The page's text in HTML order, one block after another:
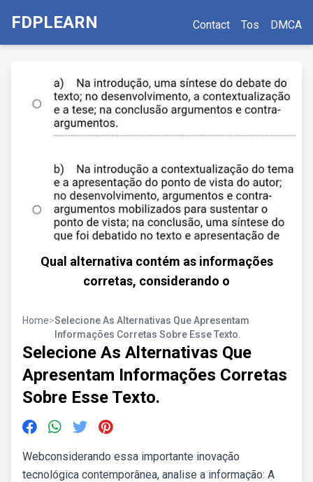
FDPLEARN Contact Tos DMCA
Qual alternativa contém as informações
corretas, considerando o
Home>Selecione As Alternativas Que Apresentam
Informações Corretas Sobre Esse Texto.
Selecione As Alternativas Que
Apresentam Informações Corretas
Sobre Esse Texto.
Webconsiderando essa importante inovação
tecnológica contemporânea, analise a informação: A